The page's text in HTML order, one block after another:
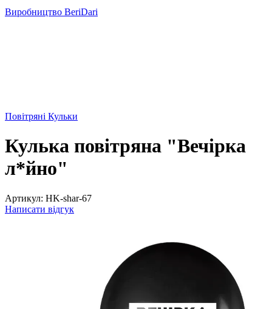
Виробництво BeriDari
Повітряні Кульки
Кулька повітряна "Вечірка
л*йно"
Артикул: HK-shar-67
Написати відгук